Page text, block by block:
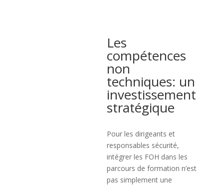
Les
compétences
non
techniques: un
investissement
stratégique
Pour les dirigeants et
responsables sécurité,
intégrer les FOH dans les
parcours de formation n’est
pas simplement une